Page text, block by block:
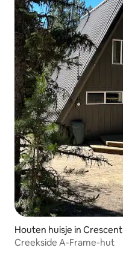
Houten huisje in Crescent
Creekside A-Frame-hut